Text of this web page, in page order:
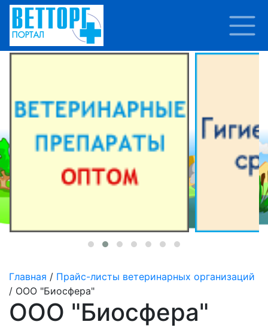
Главная / Прайс-листы ветеринарных организаций
/ ООО "Биосфера"
ООО "Биосфера"